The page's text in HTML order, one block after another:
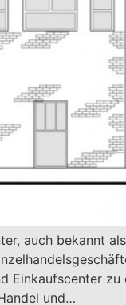
auch bekannt
Einkaufscenter
und…